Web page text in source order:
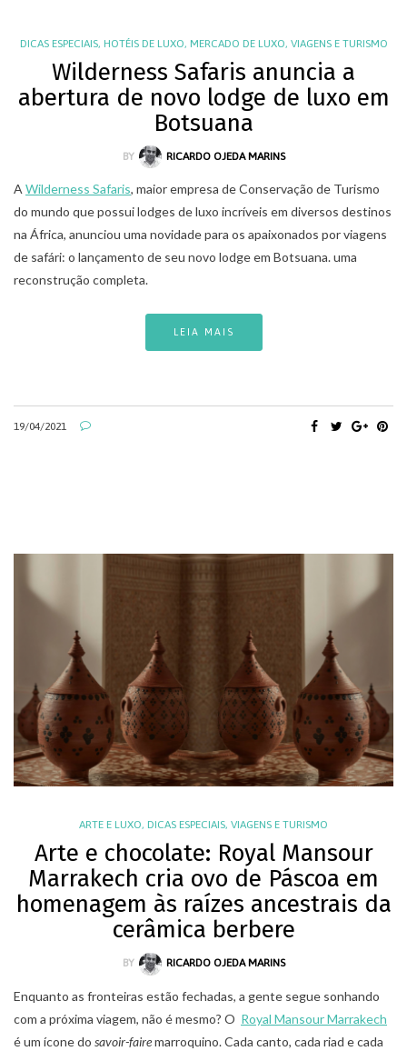
DICAS ESPECIAIS, HOTÉIS DE LUXO, MERCADO DE LUXO, VIAGENS E TURISMO
Wilderness Safaris anuncia a
abertura de novo lodge de luxo em
Botsuana
BY RICARDO OJEDA MARINS
A Wilderness Safaris, maior empresa de Conservação de Turismo
do mundo que possui lodges de luxo incríveis em diversos destinos
na África, anunciou uma novidade para os apaixonados por viagens
de safári: o lançamento de seu novo lodge em Botsuana. uma
reconstrução completa.
LEIA MAIS
19/04/2021
ARTE E LUXO, DICAS ESPECIAIS, VIAGENS E TURISMO
Arte e chocolate: Royal Mansour
Marrakech cria ovo de Páscoa em
homenagem às raízes ancestrais da
cerâmica berbere
BY RICARDO OJEDA MARINS
Enquanto as fronteiras estão fechadas, a gente segue sonhando
com a próxima viagem, não é mesmo? O Royal Mansour Marrakech
é um ícone do savoir-fairemarroquino. Cada canto, cada riad e cada